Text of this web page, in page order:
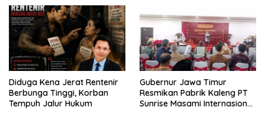
Diduga Kena Jerat Rentenir
Berbunga Tinggi, Korban
Tempuh Jalur Hukum
Gubernur Jawa Timur
Resmikan Pabrik Kaleng PT
Sunrise Masami Internasional,